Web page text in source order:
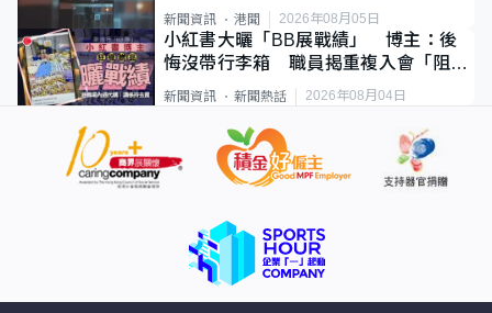
新聞資訊 港聞 2026年08月05日
小紅書大曬「BB展戰績」 博主：後
悔沒帶行李箱 職員揭重複入會「阻止
唔到」
新聞資訊 新聞熱話 2026年08月04日